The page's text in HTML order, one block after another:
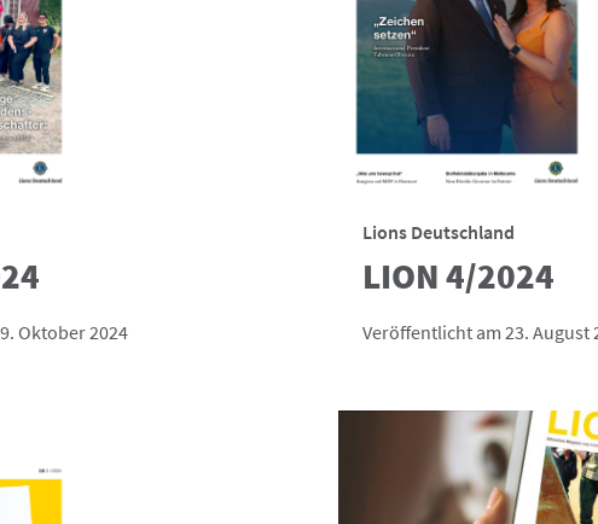
Oktober 2024
Lions Deutschland
LION 4/2024
Veröffentlicht am 23. August